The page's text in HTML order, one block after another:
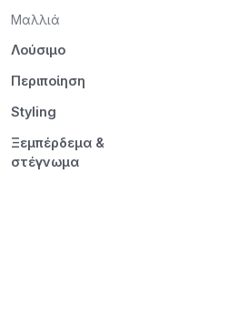
Μαλλιά
Λούσιμο
Περιποίηση
Styling
Ξεμπέρδεμα &
στέγνωμα